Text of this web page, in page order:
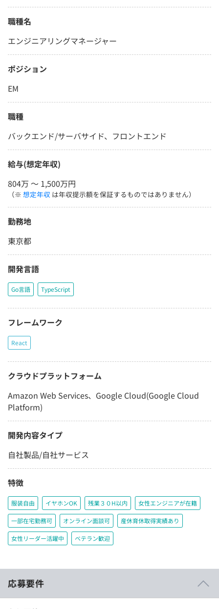
職種名
エンジニアリングマネージャー
ポジション
EM
職種
バックエンド/サーバサイド、フロントエンド
給与(想定年収)
804万 〜 1,500万円
（※ 想定年収 は年収提示額を保証するものではありません）
勤務地
東京都
開発言語
Go言語 TypeScript
フレームワーク
React
クラウドプラットフォーム
Amazon Web Services、Google Cloud(Google Cloud
Platform)
開発内容タイプ
自社製品/自社サービス
特徴
服装自由 イヤホンOK 残業３０H以内 女性エンジニアが在籍
一部在宅勤務可 オンライン面談可 産休育休取得実績あり
女性リーダー活躍中 ベテラン歓迎
応募要件